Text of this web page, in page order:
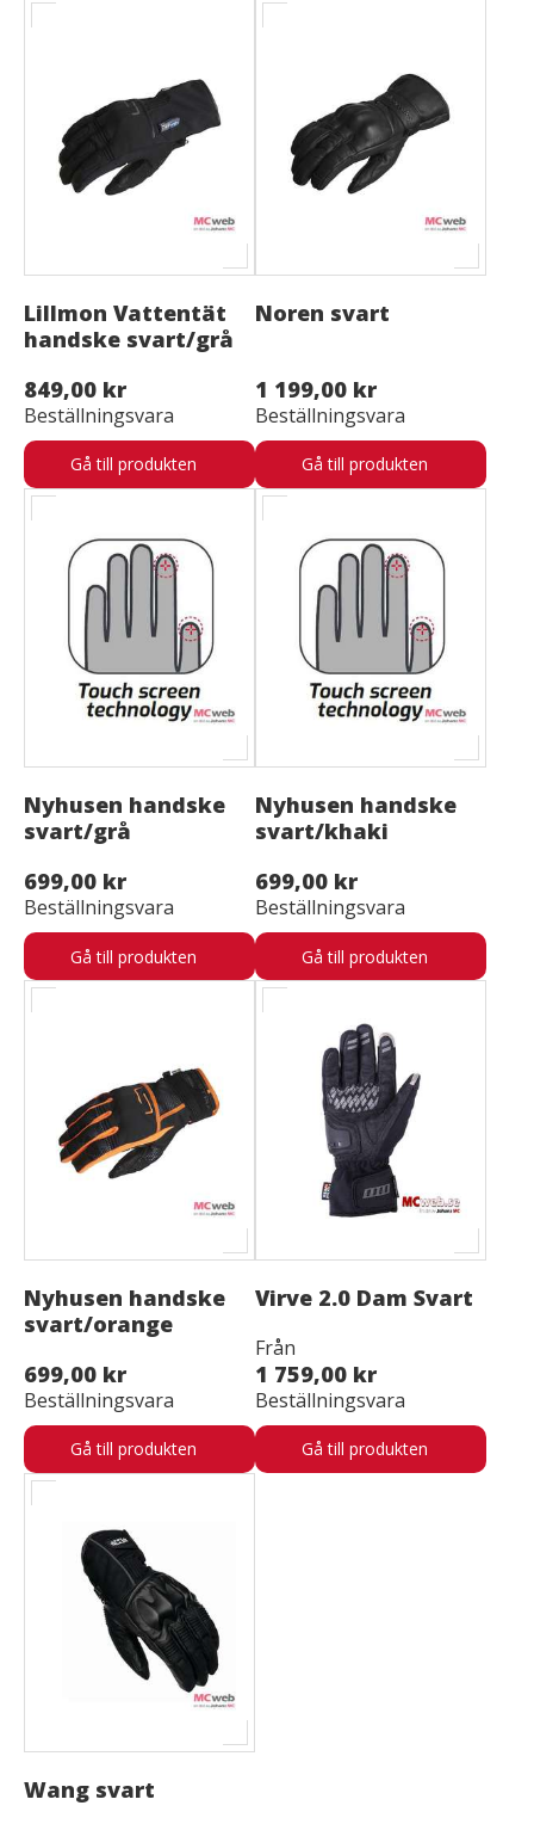
Lillmon Vattentät
handske svart/grå
849,00 kr
Beställningsvara
Gå till produkten
Noren svart
1 199,00 kr
Beställningsvara
Gå till produkten
Nyhusen handske
svart/grå
699,00 kr
Beställningsvara
Gå till produkten
Nyhusen handske
svart/khaki
699,00 kr
Beställningsvara
Gå till produkten
Nyhusen handske
svart/orange
699,00 kr
Beställningsvara
Gå till produkten
Virve 2.0 Dam Svart
Från
1 759,00 kr
Beställningsvara
Gå till produkten
Wang svart